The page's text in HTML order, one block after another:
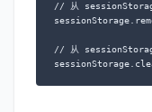
// 从
// 从